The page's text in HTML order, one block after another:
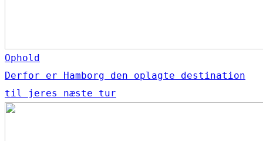
Ophold
Derfor er Hamborg den oplagte destination
til jeres næste tur